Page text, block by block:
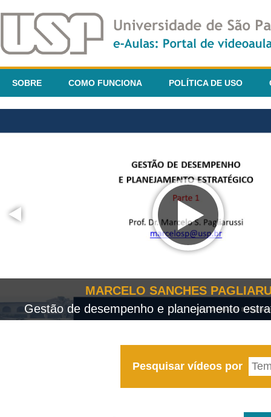
SOBRE COMO FUNCIONA POLÍTICA DE USO
MARCELO SANCHES
Gestão de desempenho e planejamento
Pesquisar vídeos por